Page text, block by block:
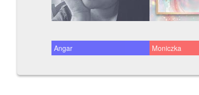
Angar Moniczka